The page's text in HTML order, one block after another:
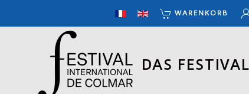
Zum Hauptinhalt springen
WARENKORB
DAS FESTIVAL